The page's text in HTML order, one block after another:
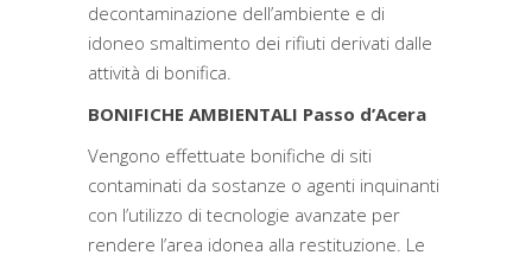
decontaminazione dell’ambiente e di
idoneo smaltimento dei rifiuti derivati dalle
attività di bonifica.
BONIFICHE AMBIENTALI Passo d’Acera
Vengono effettuate bonifiche di siti
contaminati da sostanze o agenti inquinanti
con l’utilizzo di tecnologie avanzate per
rendere l’area idonea alla restituzione. Le